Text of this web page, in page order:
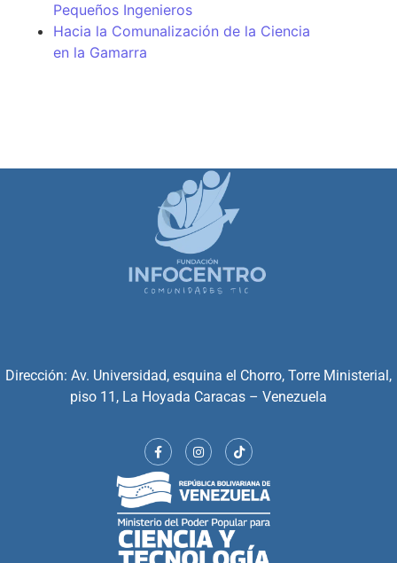
Pequeños Ingenieros
Hacia la Comunalización de la Ciencia
en la Gamarra
Dirección: Av. Universidad, esquina el Chorro, Torre Ministerial,
piso 11, La Hoyada Caracas – Venezuela